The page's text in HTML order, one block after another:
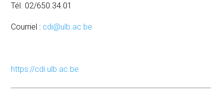
Tél. 02/650.34.01
Courriel : cdi@ulb.ac.be
https://cdi.ulb.ac.be